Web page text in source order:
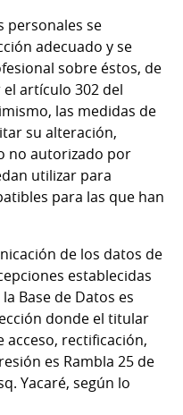
personales se
adecuado y se
sobre éstos, de
artículo 302 del
las medidas de
su alteración,
no autorizado por
utilizar para
para las que han
de los datos de
establecidas
Base de Datos es
donde el titular
rectificación,
es Rambla 25 de
Yacaré, según lo